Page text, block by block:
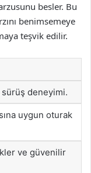
besler. Bu
benimsemeye
teşvik edilir.
deneyimi.
uygun oturak
ve güvenilir